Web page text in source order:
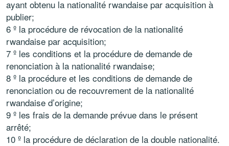
ayant obtenu la nationalité rwandaise par acquisition à
publier;
6 º la procédure de révocation de la nationalité
rwandaise par acquisition;
7 º les conditions et la procédure de demande de
renonciation à la nationalité rwandaise;
8 º la procédure et les conditions de demande de
renonciation ou de recouvrement de la nationalité
rwandaise d’origine;
9 º les frais de la demande prévue dans le présent
arrêté;
10 º la procédure de déclaration de la double nationalité.